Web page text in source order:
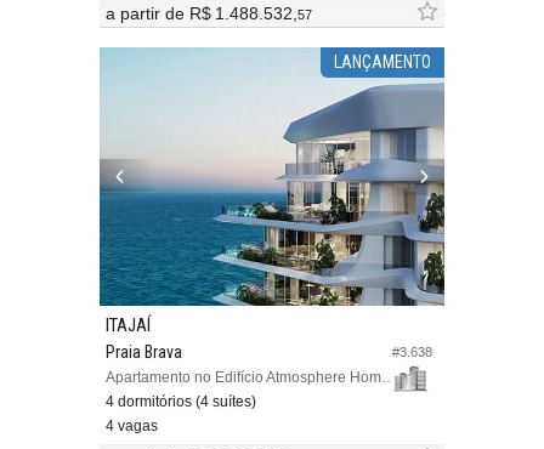
a partir de R$ 1.488.532,57
LANÇAMENTO
#3.638
ITAJAÍ
Praia Brava
Apartamento no Edifício Atmosphere Home Spa
4 dormitórios (4 suítes)
4 vagas